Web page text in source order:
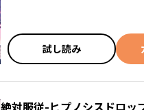
試し読み